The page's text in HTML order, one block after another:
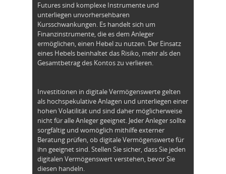
Futures sind komplexe Instrumente und
unterliegen unvorhersehbaren
Kursschwankungen. Es handelt sich um
Finanzinstrumente, die es dem Anleger
ermöglichen, einen Hebel zu nutzen. Der Einsatz
eines Hebels beinhaltet das Risiko, mehr als den
Gesamtbetrag des Kontos zu verlieren.
Investitionen in digitale Vermögenswerte gelten
als hochspekulative Anlagen und unterliegen einer
hohen Volatilität und sind daher möglicherweise
nicht für alle Anleger geeignet. Jeder Anleger sollte
sorgfältig und womöglich mithilfe externer
Beratung prüfen, ob digitale Vermögenswerte für
ihn geeignet sind. Stellen Sie sicher, dass Sie jeden
digitalen Vermögenswert verstehen, bevor Sie
diesen handeln.